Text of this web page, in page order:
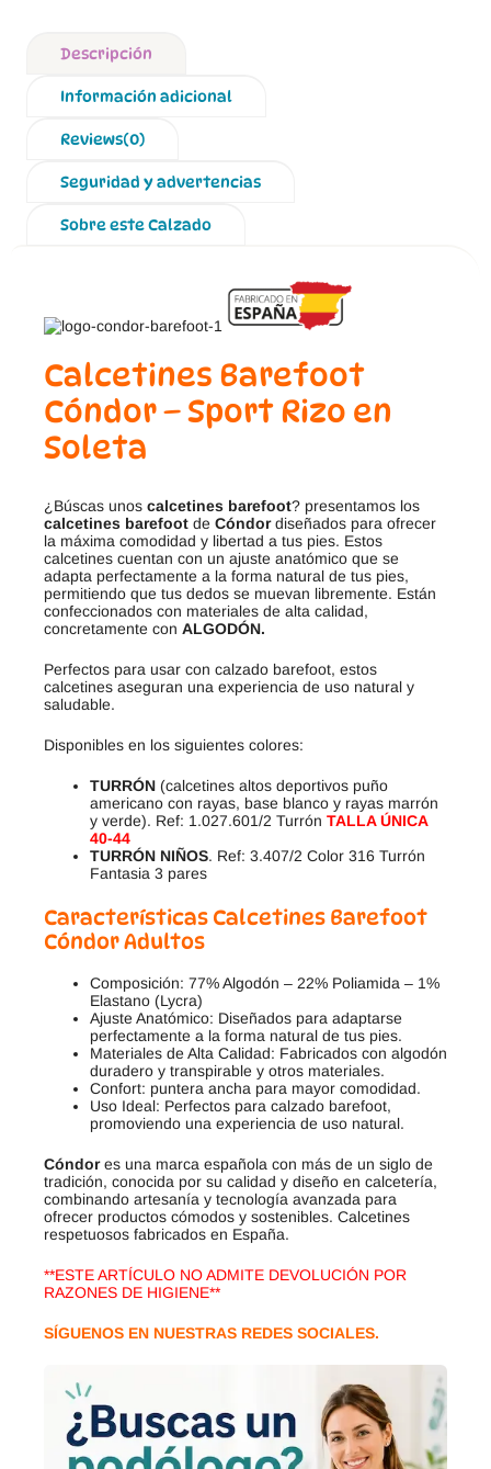
Descripción
Información adicional
Reviews(0)
Seguridad y advertencias
Sobre este Calzado
Calcetines Barefoot
Cóndor – Sport Rizo en
Soleta
¿Búscas unos calcetines barefoot? presentamos los
calcetines barefoot de Cóndordiseñados para ofrecer
la máxima comodidad y libertad a tus pies. Estos
calcetines cuentan con un ajuste anatómico que se
adapta perfectamente a la forma natural de tus pies,
permitiendo que tus dedos se muevan libremente. Están
confeccionados con materiales de alta calidad,
concretamente con ALGODÓN.
Perfectos para usar con calzado barefoot, estos
calcetines aseguran una experiencia de uso natural y
saludable.
Disponibles en los siguientes colores:
TURRÓN (calcetines altos deportivos puño
americano con rayas, base blanco y rayas marrón
y verde). Ref: 1.027.601/2 Turrón TALLA ÚNICA
40-44
TURRÓN NIÑOS. Ref: 3.407/2 Color 316 Turrón
Fantasia 3 pares
Características Calcetines Barefoot
Cóndor Adultos
Composición: 77% Algodón – 22% Poliamida – 1%
Elastano (Lycra)
Ajuste Anatómico: Diseñados para adaptarse
perfectamente a la forma natural de tus pies.
Materiales de Alta Calidad: Fabricados con algodón
duradero y transpirable y otros materiales.
Confort: puntera ancha para mayor comodidad.
Uso Ideal: Perfectos para calzado barefoot,
promoviendo una experiencia de uso natural.
Cóndores una marca española con más de un siglo de
tradición, conocida por su calidad y diseño en calcetería,
combinando artesanía y tecnología avanzada para
ofrecer productos cómodos y sostenibles. Calcetines
respetuosos fabricados en España.
**ESTE ARTÍCULO NO ADMITE DEVOLUCIÓN POR
RAZONES DE HIGIENE**
SÍGUENOS EN NUESTRAS REDES SOCIALES.